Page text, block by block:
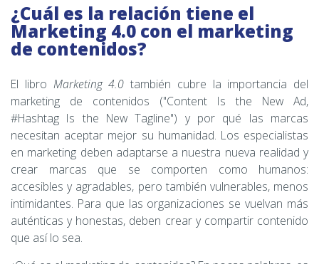
¿Cuál es la relación tiene el
Marketing 4.0 con el marketing
de contenidos?
El libro Marketing 4.0 también cubre la importancia del
marketing de contenidos ("Content Is the New Ad,
#Hashtag Is the New Tagline") y por qué las marcas
necesitan aceptar mejor su humanidad. Los especialistas
en marketing deben adaptarse a nuestra nueva realidad y
crear marcas que se comporten como humanos:
accesibles y agradables, pero también vulnerables, menos
intimidantes. Para que las organizaciones se vuelvan más
auténticas y honestas, deben crear y compartir contenido
que así lo sea.